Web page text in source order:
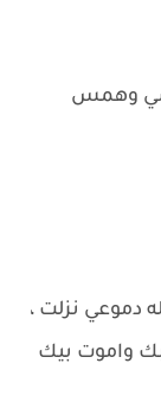
وهمس
دموعي نزلت ،
واموت بيك